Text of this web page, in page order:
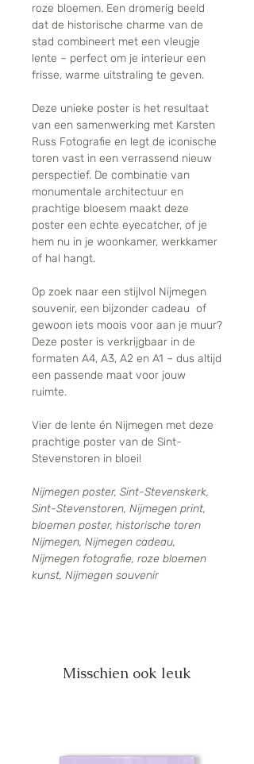
roze bloemen. Een dromerig beeld
dat de historische charme van de
stad combineert met een vleugje
lente – perfect om je interieur een
frisse, warme uitstraling te geven.
Deze unieke poster is het resultaat
van een samenwerking met Karsten
Russ Fotografie en legt de iconische
toren vast in een verrassend nieuw
perspectief. De combinatie van
monumentale architectuur en
prachtige bloesem maakt deze
poster een echte eyecatcher, of je
hem nu in je woonkamer, werkkamer
of hal hangt.
Op zoek naar een stijlvol Nijmegen
souvenir, een bijzonder cadeau of
gewoon iets moois voor aan je muur?
Deze poster is verkrijgbaar in de
formaten A4, A3, A2 en A1 – dus altijd
een passende maat voor jouw
ruimte.
Vier de lente én Nijmegen met deze
prachtige poster van de Sint-
Stevenstoren in bloei!
Nijmegen poster, Sint-Stevenskerk,
Sint-Stevenstoren, Nijmegen print,
bloemen poster, historische toren
Nijmegen, Nijmegen cadeau,
Nijmegen fotografie, roze bloemen
kunst, Nijmegen souvenir
Misschien ook leuk